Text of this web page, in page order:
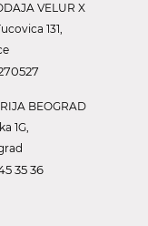
VELUR X
131,
BEOGRAD
1G,
35 36